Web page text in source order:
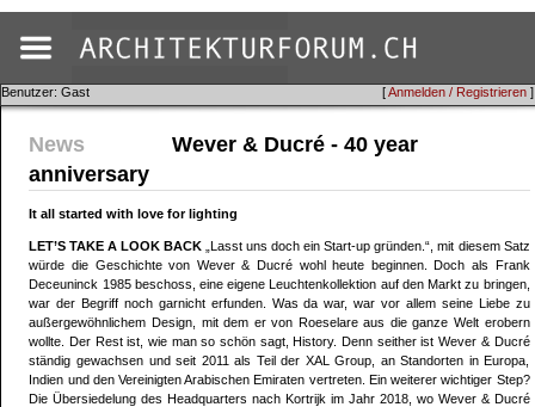
[Anmelden / Registrieren ]
Benutzer: Gast
News
Wever & Ducré - 40 year
anniversary
It all started with love for lighting
LET’S TAKE A LOOK BACK „Lasst uns doch ein Start-up gründen.“, mit diesem Satz
würde die Geschichte von Wever & Ducré wohl heute beginnen. Doch als Frank
Deceuninck 1985 beschoss, eine eigene Leuchtenkollektion auf den Markt zu bringen,
war der Begriff noch garnicht erfunden. Was da war, war vor allem seine Liebe zu
außergewöhnlichem Design, mit dem er von Roeselare aus die ganze Welt erobern
wollte. Der Rest ist, wie man so schön sagt, History. Denn seither ist Wever & Ducré
ständig gewachsen und seit 2011 als Teil der XAL Group, an Standorten in Europa,
Indien und den Vereinigten Arabischen Emiraten vertreten. Ein weiterer wichtiger Step?
Die Übersiedelung des Headquarters nach Kortrijk im Jahr 2018, wo Wever & Ducré